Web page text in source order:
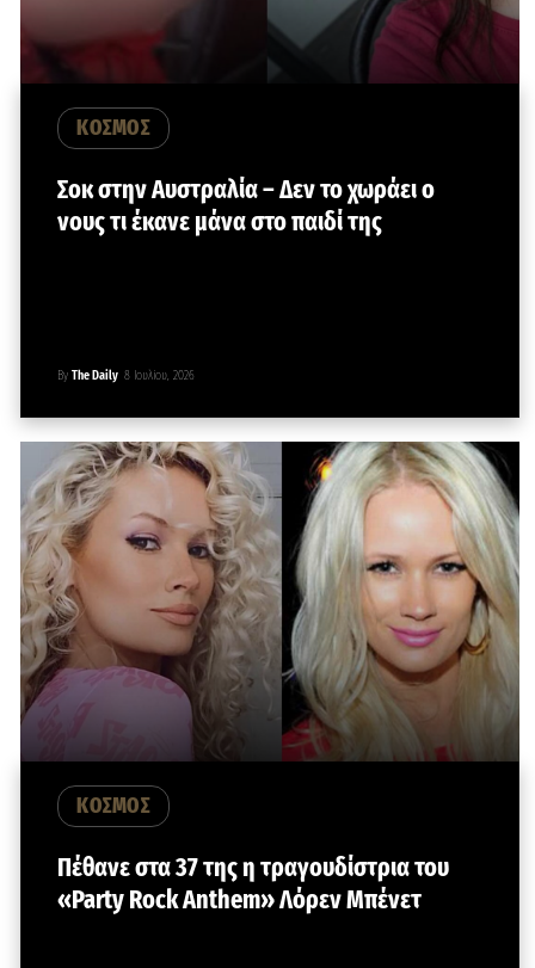
ΚΟΣΜΟΣ
Σοκ στην Αυστραλία – Δεν το χωράει ο
νους τι έκανε μάνα στο παιδί της
By The Daily 8 Ιουλίου, 2026
ΚΟΣΜΟΣ
Πέθανε στα 37 της η τραγουδίστρια του
«Party Rock Anthem» Λόρεν Μπένετ